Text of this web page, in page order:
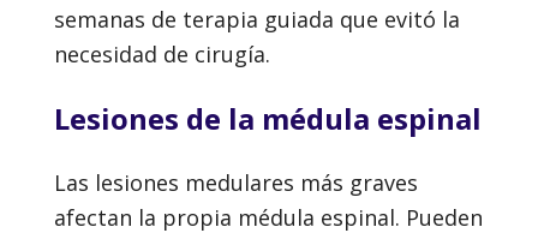
semanas de terapia guiada que evitó la
necesidad de cirugía.
Lesiones de la médula espinal
Las lesiones medulares más graves
afectan la propia médula espinal. Pueden